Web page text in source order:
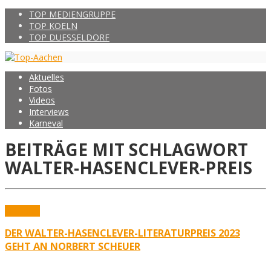
TOP MEDIENGRUPPE
TOP KOELN
TOP DUESSELDORF
Aktuelles
Fotos
Videos
Interviews
Karneval
BEITRÄGE MIT SCHLAGWORT
WALTER-HASENCLEVER-PREIS
DER WALTER-HASENCLEVER-LITERATURPREIS 2023
GEHT AN NORBERT SCHEUER